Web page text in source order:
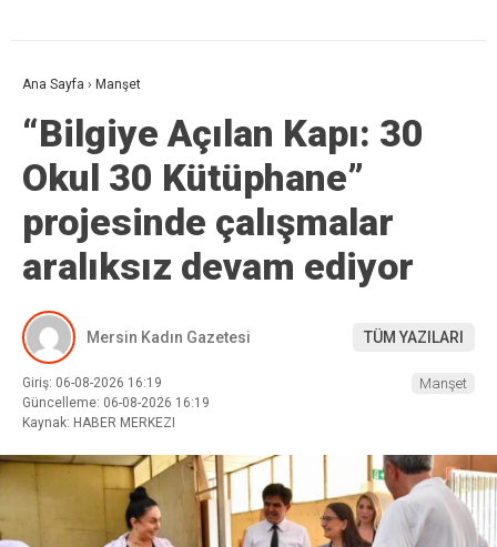
Ana Sayfa › Manşet
“Bilgiye Açılan Kapı: 30
Okul 30 Kütüphane”
projesinde çalışmalar
aralıksız devam ediyor
Mersin Kadın Gazetesi TÜM YAZILARI
Giriş: 06-08-2026 16:19
Güncelleme: 06-08-2026 16:19
Kaynak: HABER MERKEZI
Manşet